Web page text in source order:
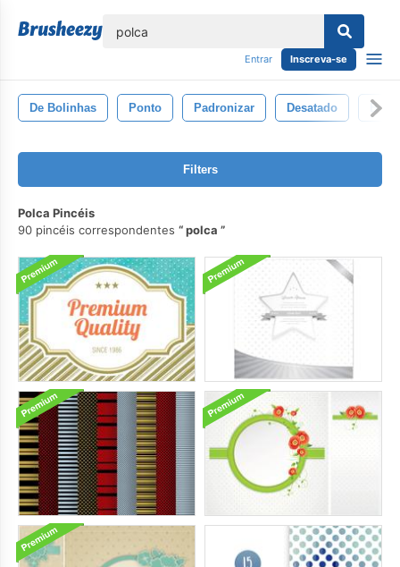
Entrar Inscreva-se
De Bolinhas Ponto Padronizar Desatado
Filters
Polca Pincéis
90 pincéis correspondentes
polca